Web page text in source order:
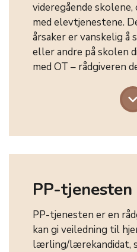
videregående
med elevtjenestene.
årsaker er vanskelig å
eller andre på skolen
med OT – rådgiveren
keyboard_arrow_down
PP-tjenesten
PP-tjenesten er en
kan gi veiledning til
lærling/lærekandidat,